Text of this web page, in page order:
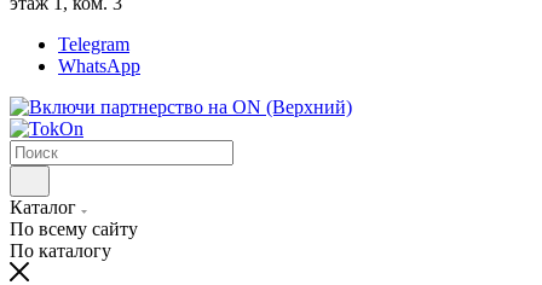
Telegram
WhatsApp
Каталог
По всему сайту
По каталогу